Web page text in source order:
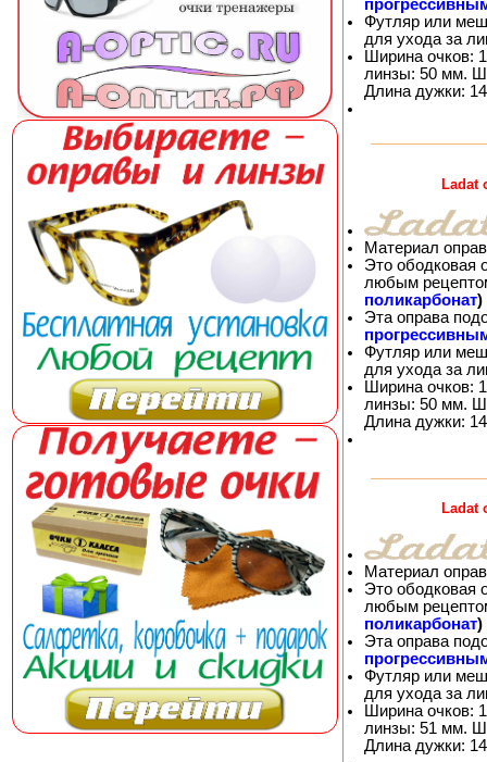
Футляр или
для ухода за
Ширина очков:
линзы: 50 мм.
Длина дужки:
Ladat
Материал
Это ободковая
любым
поликарбонат)
Эта оправа
Футляр или
для ухода за
Ширина очков:
линзы: 50 мм.
Длина дужки:
Ladat
Материал
Это ободковая
любым
поликарбонат)
Эта оправа
Футляр или
для ухода за
Ширина очков:
линзы: 51 мм.
Длина дужки: